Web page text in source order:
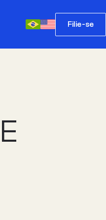
Filie-se